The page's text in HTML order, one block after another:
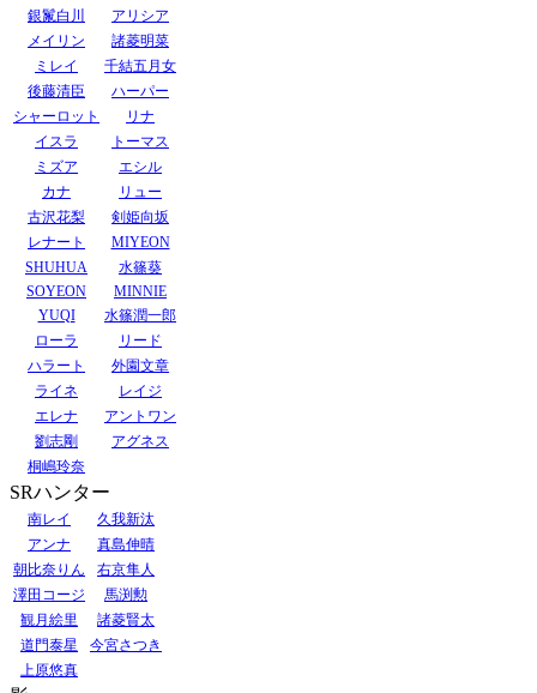
銀鬣白川
アリシア
メイリン
諸菱明菜
ミレイ
千結五月女
後藤清臣
ハーパー
シャーロット
リナ
イスラ
トーマス
ミズア
エシル
カナ
リュー
古沢花梨
剣姫向坂
レナート
MIYEON
SHUHUA
水篠葵
SOYEON
MINNIE
YUQI
水篠潤一郎
ローラ
リード
ハラート
外園文章
ライネ
レイジ
エレナ
アントワン
劉志剛
アグネス
桐嶋玲奈
SRハンター
南レイ
久我新汰
アンナ
真島伸晴
朝比奈りん
右京隼人
澤田コージ
馬渕勲
観月絵里
諸菱賢太
道門泰星
今宮さつき
上原悠真